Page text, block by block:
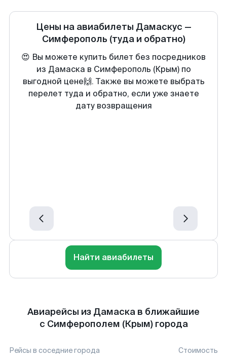
Цены на авиабилеты Дамаскус —
Симферополь (туда и обратно)
😍 Вы можете купить билет без посредников
из Дамаска в Симферополь (Крым) по
выгодной цене🙌. Также вы можете выбрать
перелет туда и обратно, если уже знаете
дату возвращения
Найти авиабилеты
Авиарейсы из Дамаска в ближайшие
с Симферополем (Крым) города
Рейсы в соседние города Стоимость